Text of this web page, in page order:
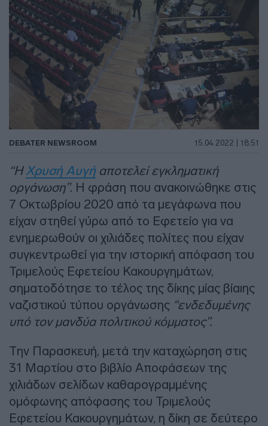
DEBATER NEWSROOM 15.04.2022 | 18:51
“ΗΧρυσή Αυγήαποτελεί εγκληματική
οργάνωση”. Η φράση που ανακοινώθηκε στις
7 Οκτωβρίου 2020 από τα μεγάφωνα που
είχαν στηθεί γύρω από το Εφετείο για να
ενημερωθούν οι χιλιάδες πολίτες που είχαν
συγκεντρωθεί για την ιστορική απόφαση του
Τριμελούς Εφετείου Κακουργημάτων,
σηματοδότησε το τέλος της δίκης μίας βίαιης
ναζιστικού τύπου οργάνωσης “ενδεδυμένης
υπό τον μανδύα πολιτικού κόμματος”.
Την Παρασκευή, μετά την καταχώρηση στις
31 Μαρτίου στο βιβλίο Αποφάσεων της
χιλιάδων σελίδων καθαρογραμμένης
ομόφωνης απόφασης του Τριμελούς
Εφετείου Κακουργημάτων, η δίκη σε δεύτερο